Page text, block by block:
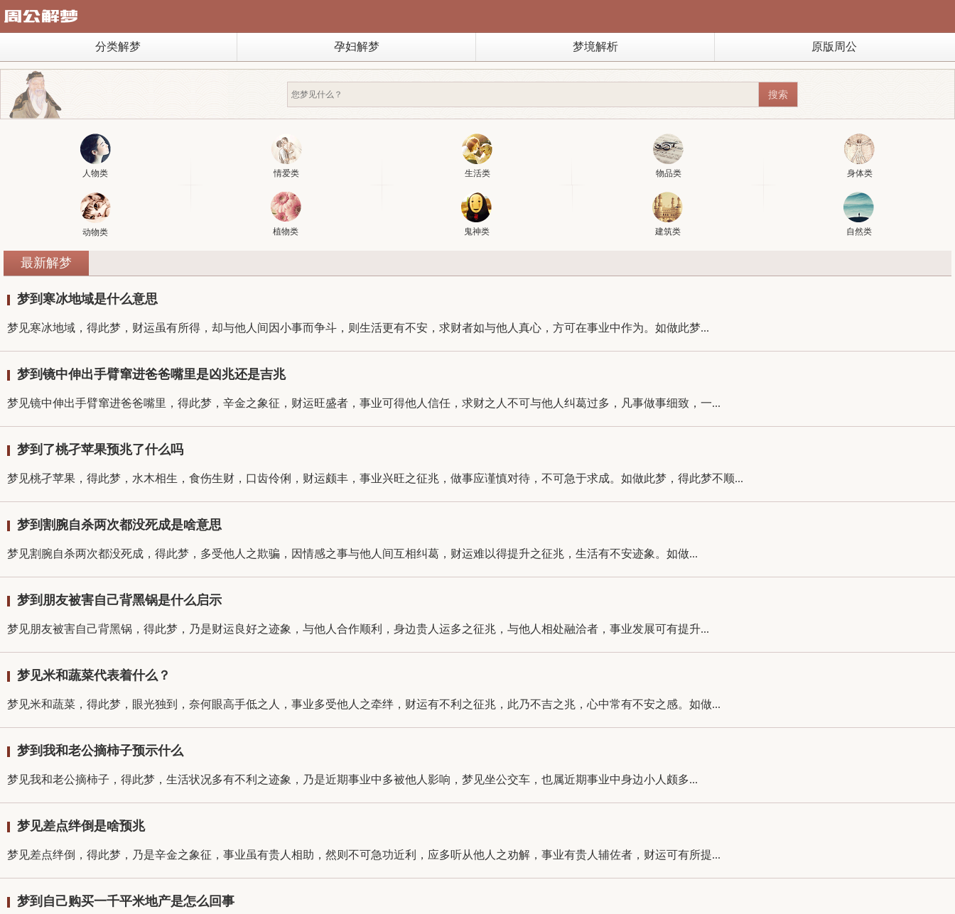
分类解梦 孕妇解梦 梦境解析 原版周公
人物类 情爱类 生活类 物品类 身体类
动物类 植物类 鬼神类 建筑类 自然类
最新解梦
梦到寒冰地域是什么意思
梦见寒冰地域，得此梦，财运虽有所得，却与他人间因小事而争斗，则生活更有不安，求财者如与他人真心，方可在事业中作为。如做此梦...
梦到镜中伸出手臂窜进爸爸嘴里是凶兆还是吉兆
梦见镜中伸出手臂窜进爸爸嘴里，得此梦，辛金之象征，财运旺盛者，事业可得他人信任，求财之人不可与他人纠葛过多，凡事做事细致，一...
梦到了桃孑苹果预兆了什么吗
梦见桃孑苹果，得此梦，水木相生，食伤生财，口齿伶俐，财运颇丰，事业兴旺之征兆，做事应谨慎对待，不可急于求成。如做此梦，得此梦不顺...
梦到割腕自杀两次都没死成是啥意思
梦见割腕自杀两次都没死成，得此梦，多受他人之欺骗，因情感之事与他人间互相纠葛，财运难以得提升之征兆，生活有不安迹象。如做...
梦到朋友被害自己背黑锅是什么启示
梦见朋友被害自己背黑锅，得此梦，乃是财运良好之迹象，与他人合作顺利，身边贵人运多之征兆，与他人相处融洽者，事业发展可有提升...
梦见米和蔬菜代表着什么？
梦见米和蔬菜，得此梦，眼光独到，奈何眼高手低之人，事业多受他人之牵绊，财运有不利之征兆，此乃不吉之兆，心中常有不安之感。如做...
梦到我和老公摘柿子预示什么
梦见我和老公摘柿子，得此梦，生活状况多有不利之迹象，乃是近期事业中多被他人影响，梦见坐公交车，也属近期事业中身边小人颇多...
梦见差点绊倒是啥预兆
梦见差点绊倒，得此梦，乃是辛金之象征，事业虽有贵人相助，然则不可急功近利，应多听从他人之劝解，事业有贵人辅佐者，财运可有所提...
梦到自己购买一千平米地产是怎么回事